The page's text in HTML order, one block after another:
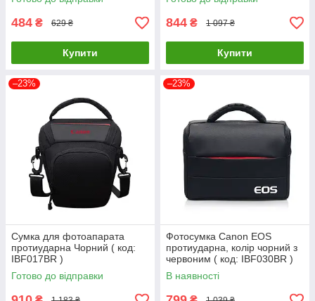
484 ₴ 629 ₴
Купити
844 ₴ 1 097 ₴
Купити
–23%
Сумка для фотоапарата
протиударна Чорний ( код:
IBF017BR )
Готово до відправки
–23%
Фотосумка Canon EOS
протиударна, колір чорний з
червоним ( код: IBF030BR )
В наявності